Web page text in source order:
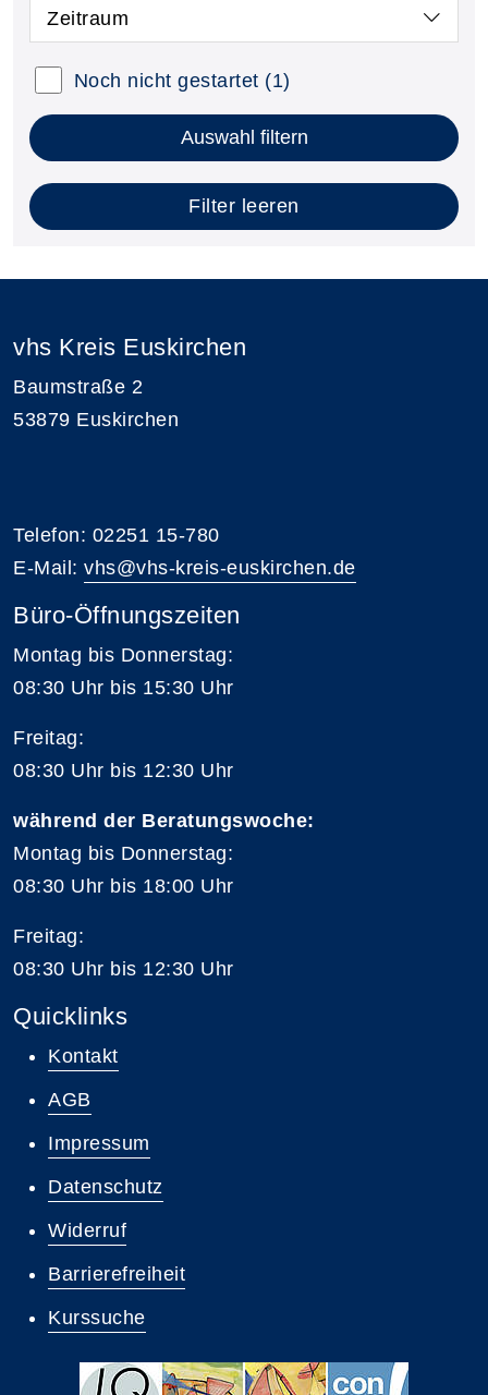
Zeitraum
Noch nicht gestartet (1)
Auswahl filtern
Filter leeren
vhs Kreis Euskirchen
Baumstraße 2
53879 Euskirchen
Telefon: 02251 15-780
E-Mail: vhs@vhs-kreis-euskirchen.de
Büro-Öffnungszeiten
Montag bis Donnerstag:
08:30 Uhr bis 15:30 Uhr
Freitag:
08:30 Uhr bis 12:30 Uhr
während der Beratungswoche:
Montag bis Donnerstag:
08:30 Uhr bis 18:00 Uhr
Freitag:
08:30 Uhr bis 12:30 Uhr
Quicklinks
Kontakt
AGB
Impressum
Datenschutz
Widerruf
Barrierefreiheit
Kurssuche